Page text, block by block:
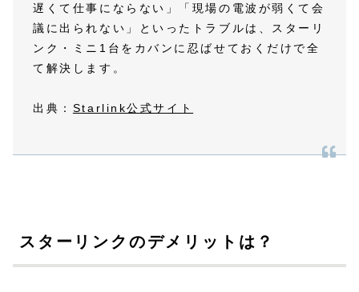
遅くて仕事にならない」「現場の電波が弱くて会
議に出られない」といったトラブルは、スターリ
ンク・ミニ1台をカバンに忍ばせておくだけで全
て解決します。
出典： Starlink公式サイト
スターリンクのデメリットは？